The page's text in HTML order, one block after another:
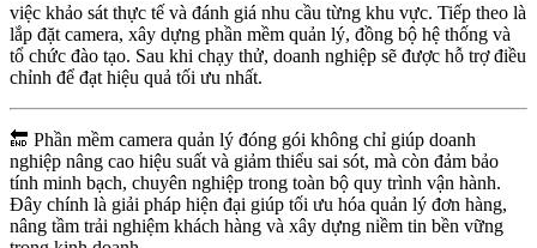
việc khảo sát thực tế và đánh giá nhu cầu từng khu vực. Tiếp theo là
lắp đặt camera, xây dựng phần mềm quản lý, đồng bộ hệ thống và
tổ chức đào tạo. Sau khi chạy thử, doanh nghiệp sẽ được hỗ trợ điều
chỉnh để đạt hiệu quả tối ưu nhất.
🔚 Phần mềm camera quản lý đóng gói không chỉ giúp doanh
nghiệp nâng cao hiệu suất và giảm thiểu sai sót, mà còn đảm bảo
tính minh bạch, chuyên nghiệp trong toàn bộ quy trình vận hành.
Đây chính là giải pháp hiện đại giúp tối ưu hóa quản lý đơn hàng,
nâng tầm trải nghiệm khách hàng và xây dựng niềm tin bền vững